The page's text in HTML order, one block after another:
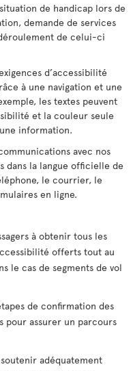
de handicap lors de
demande de services
de celui-ci
d’accessibilité
à une navigation et une
les textes peuvent
et la couleur seule
information.
avec nos
dans la langue officielle de
le courrier, le
en ligne.
à obtenir tous les
offerts tout au
le cas de segments de vol
de confirmation des
pour assurer un parcours
adéquatement